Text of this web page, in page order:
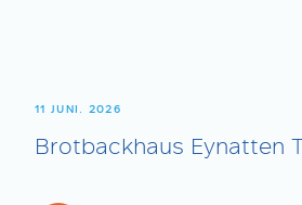
11 JUNI. 2026
Brotbackhaus Eynatten